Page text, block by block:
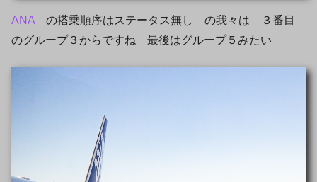
ANA の搭乗順序はステータス無し の我々は ３番目
のグループ３からですね 最後はグループ５みたい